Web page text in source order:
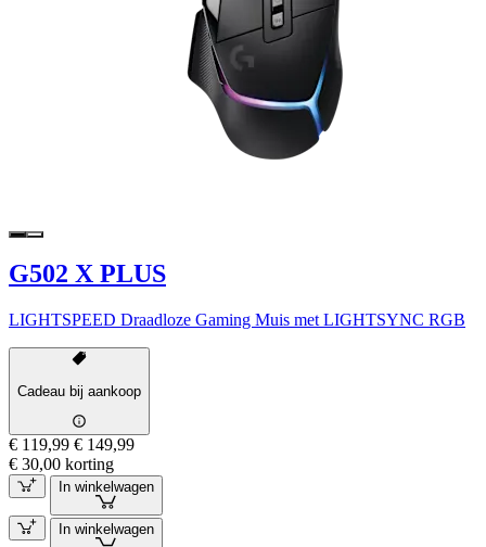
G502 X PLUS
LIGHTSPEED Draadloze Gaming Muis met LIGHTSYNC RGB
Cadeau bij aankoop
€ 119,99 € 149,99
€ 30,00 korting
In winkelwagen
In winkelwagen